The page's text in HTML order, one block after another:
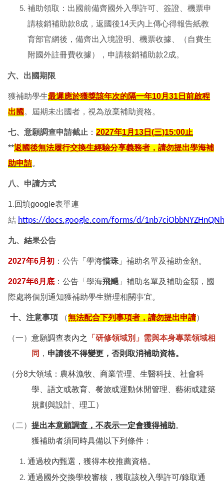
補助領取：出國前備齊國外入學許可、簽證、機票申
請核銷補助款8成，返國後14天內上傳心得報告紙教
育部官網後，備齊出入境證明、機票收據、（自費生
附國外註冊費收據），申請核銷補助款2成。
六、出國期限
獲補助學生最遲應於獲獎該年次的隔一年10月31日前啟程
出國。屆期未出國者，視為放棄補助資格。
七、意願調查申請截止 ： 2027年1月13日(三)15:00止
**返國後無法履行交換生經驗分享義務者，請勿提出學海補
助申請。
八、申請方式
1.回填google表單連
結 https://docs.google.com/forms/d/
九、結果公告
2027年6月初 ：公告「學海惜珠」補助名單及補助金額。
2027年6月底 ：公告「學海飛颺 」補助名單及補助金額，國
際處將個別通知獲補助學生辦理相關事宜。
十、 注意事項 （無法配合下列事項者，請勿提出申請）
（一）意願調查表內之 「研修領域別」需與本身專業領域相
同 ， 申請後不得變更，否則取消補助資格。
（分8大領域：農林漁牧、商業管理、生醫科技、社會科
學、語文或教育、餐旅或運動休閒管理、藝術或建築
規劃與設計、理工）
（二）提出本意願調查，不表示一定會獲得補助。
獲補助者須同時具備以下列條件：
通過校內甄選，獲得本校推薦資格。
通過國外交換學校審核，獲取該校入學許可/錄取通